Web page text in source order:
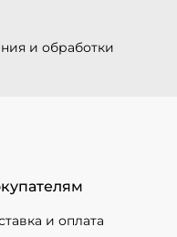
и обработки
и оплата